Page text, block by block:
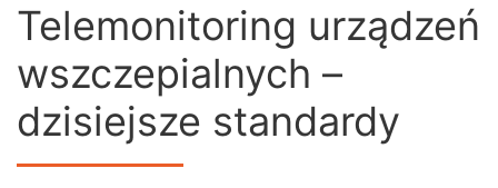
Telemonitoring urządzeń
wszczepialnych –
dzisiejsze standardy